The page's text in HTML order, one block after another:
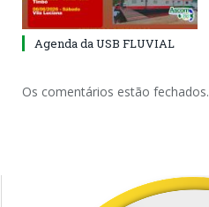
Agenda da USB FLUVIAL
Os comentários estão fechados.